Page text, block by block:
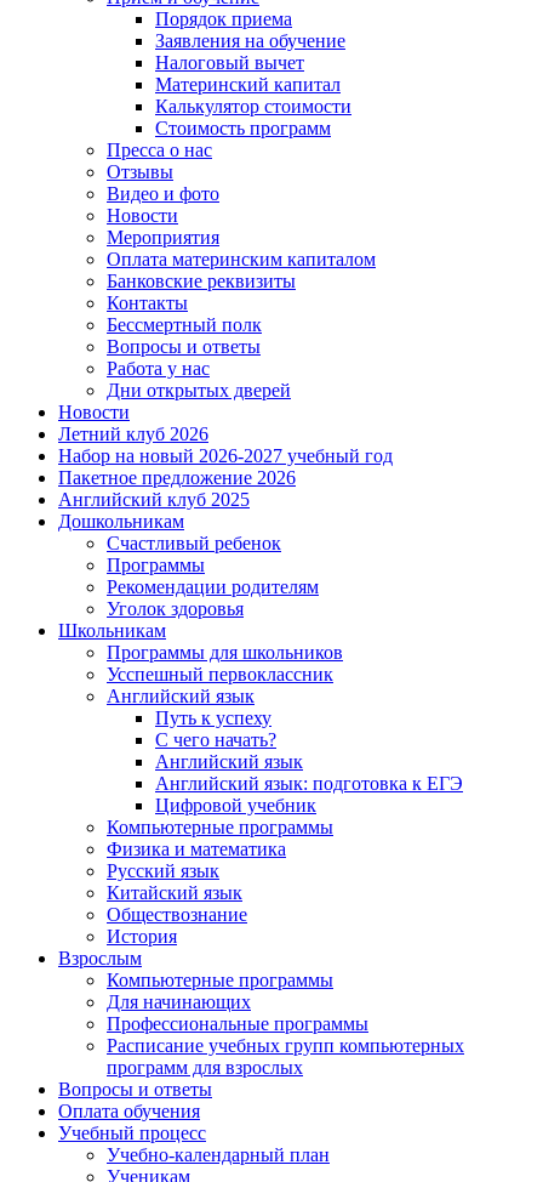
Порядок приема
Заявления на обучение
Налоговый вычет
Материнский капитал
Калькулятор стоимости
Стоимость программ
Пресса о нас
Отзывы
Видео и фото
Новости
Мероприятия
Оплата материнским капиталом
Банковские реквизиты
Контакты
Бессмертный полк
Вопросы и ответы
Работа у нас
Дни открытых дверей
Новости
Летний клуб 2026
Набор на новый 2026-2027 учебный год
Пакетное предложение 2026
Английский клуб 2025
Дошкольникам
Счастливый ребенок
Программы
Рекомендации родителям
Уголок здоровья
Школьникам
Программы для школьников
Усспешный первоклассник
Английский язык
Путь к успеху
С чего начать?
Английский язык
Английский язык: подготовка к ЕГЭ
Цифровой учебник
Компьютерные программы
Физика и математика
Русский язык
Китайский язык
Обществознание
История
Взрослым
Компьютерные программы
Для начинающих
Профессиональные программы
Расписание учебных групп компьютерных
программ для взрослых
Вопросы и ответы
Оплата обучения
Учебный процесс
Учебно-календарный план
Ученикам